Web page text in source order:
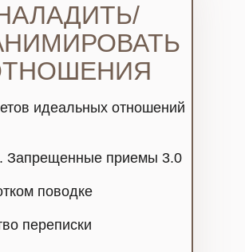
идеальных отношений
Запрещенные приемы 3.0
поводке
переписки